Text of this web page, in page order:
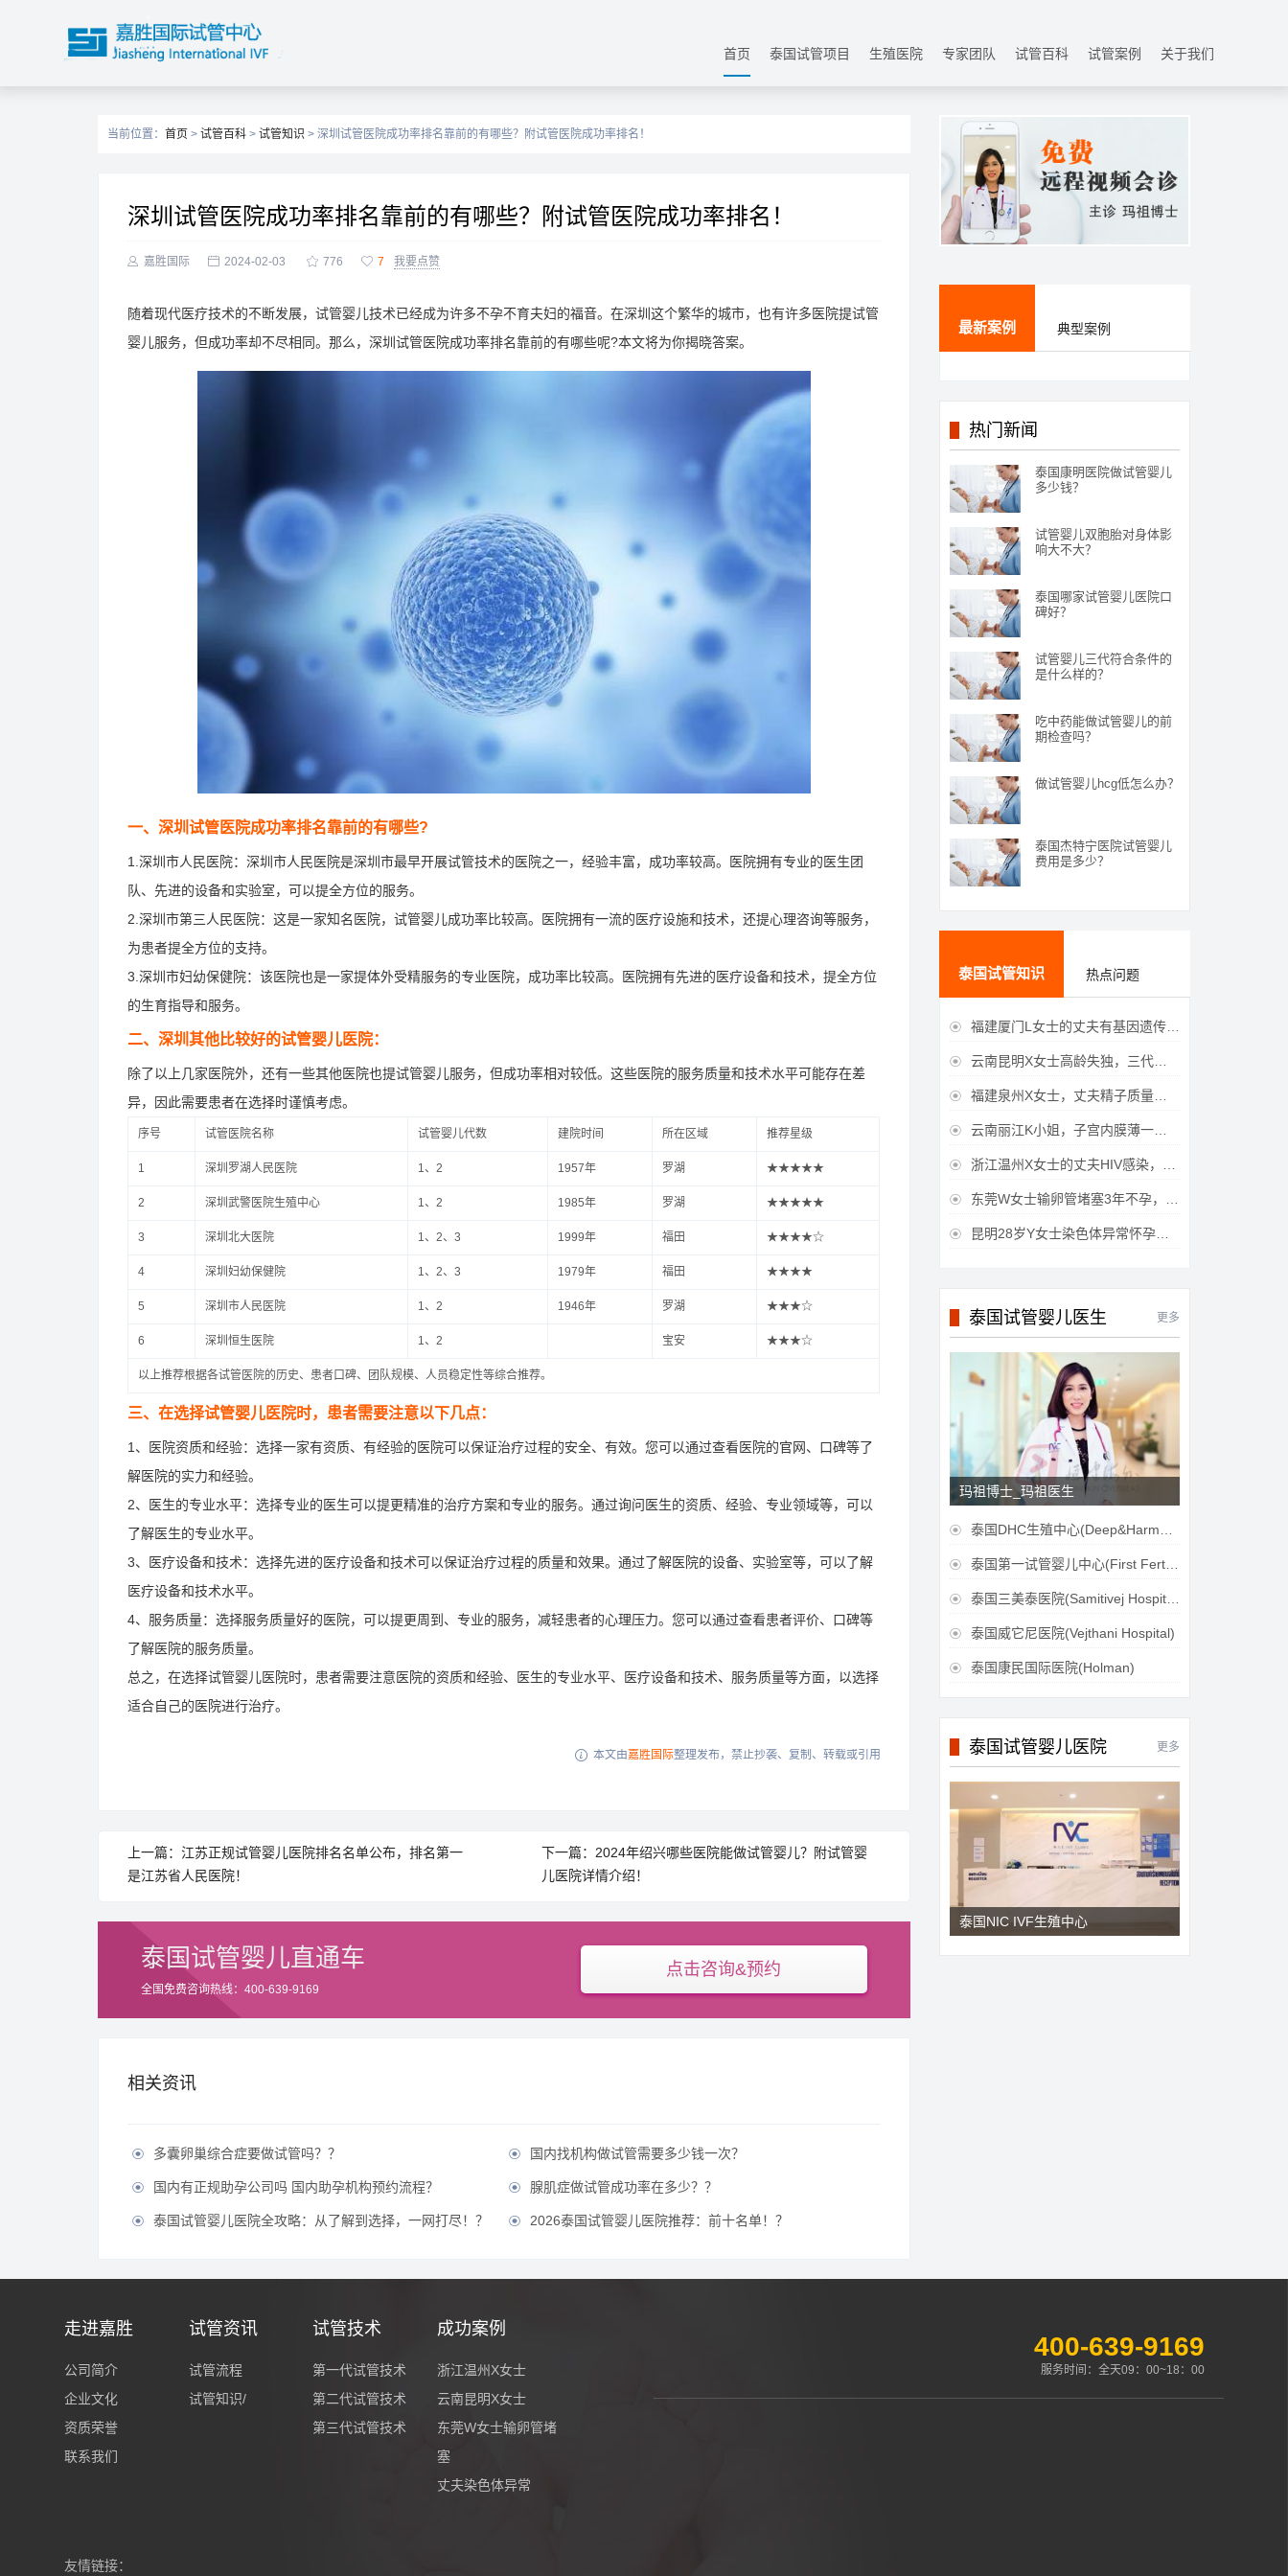
首页 泰国试管项目 生殖医院 专家团队 试管百科 试管案例 关于我们
当前位置： 首页 > 试管百科 > 试管知识 > 深圳试管医院成功率排名靠前的有哪些？附试管医院成功率排名！
深圳试管医院成功率排名靠前的有哪些？附试管医院成功率排名！
 嘉胜国际  2024-02-03  776  7 我要点赞
随着现代医疗技术的不断发展，试管婴儿技术已经成为许多不孕不育夫妇的福音。在深圳这个繁华的城市，也有许多医院提试管
婴儿服务，但成功率却不尽相同。那么，深圳试管医院成功率排名靠前的有哪些呢?本文将为你揭晓答案。
一、深圳试管医院成功率排名靠前的有哪些?
1.深圳市人民医院：深圳市人民医院是深圳市最早开展试管技术的医院之一，经验丰富，成功率较高。医院拥有专业的医生团
队、先进的设备和实验室，可以提全方位的服务。
2.深圳市第三人民医院：这是一家知名医院，试管婴儿成功率比较高。医院拥有一流的医疗设施和技术，还提心理咨询等服务，
为患者提全方位的支持。
3.深圳市妇幼保健院：该医院也是一家提体外受精服务的专业医院，成功率比较高。医院拥有先进的医疗设备和技术，提全方位
的生育指导和服务。
二、深圳其他比较好的试管婴儿医院：
除了以上几家医院外，还有一些其他医院也提试管婴儿服务，但成功率相对较低。这些医院的服务质量和技术水平可能存在差
异，因此需要患者在选择时谨慎考虑。
序号 试管医院名称 试管婴儿代数 建院时间 所在区域 推荐星级
1 深圳罗湖人民医院 1、2 1957年 罗湖 ★★★★★
2 深圳武警医院生殖中心 1、2 1985年 罗湖 ★★★★★
3 深圳北大医院 1、2、3 1999年 福田 ★★★★☆
4 深圳妇幼保健院 1、2、3 1979年 福田 ★★★★
5 深圳市人民医院 1、2 1946年 罗湖 ★★★☆
6 深圳恒生医院 1、2 宝安 ★★★☆
以上推荐根据各试管医院的历史、患者口碑、团队规模、人员稳定性等综合推荐。
三、在选择试管婴儿医院时，患者需要注意以下几点：
1、医院资质和经验：选择一家有资质、有经验的医院可以保证治疗过程的安全、有效。您可以通过查看医院的官网、口碑等了
解医院的实力和经验。
2、医生的专业水平：选择专业的医生可以提更精准的治疗方案和专业的服务。通过询问医生的资质、经验、专业领域等，可以
了解医生的专业水平。
3、医疗设备和技术：选择先进的医疗设备和技术可以保证治疗过程的质量和效果。通过了解医院的设备、实验室等，可以了解
医疗设备和技术水平。
4、服务质量：选择服务质量好的医院，可以提更周到、专业的服务，减轻患者的心理压力。您可以通过查看患者评价、口碑等
了解医院的服务质量。
总之，在选择试管婴儿医院时，患者需要注意医院的资质和经验、医生的专业水平、医疗设备和技术、服务质量等方面，以选择
适合自己的医院进行治疗。
 本文由嘉胜国际整理发布，禁止抄袭、复制、转载或引用
上一篇：江苏正规试管婴儿医院排名名单公布，排名第一
是江苏省人民医院！
下一篇：2024年绍兴哪些医院能做试管婴儿？附试管婴
儿医院详情介绍！
泰国试管婴儿直通车
全国免费咨询热线：400-639-9169
点击咨询&预约
相关资讯
 多囊卵巢综合症要做试管吗？？  国内找机构做试管需要多少钱一次？
 国内有正规助孕公司吗 国内助孕机构预约流程？  腺肌症做试管成功率在多少？？
 泰国试管婴儿医院全攻略：从了解到选择，一网打尽！？  2026泰国试管婴儿医院推荐：前十名单！？
最新案例 典型案例
热门新闻
泰国康明医院做试管婴儿
多少钱？
试管婴儿双胞胎对身体影
响大不大？
泰国哪家试管婴儿医院口
碑好？
试管婴儿三代符合条件的
是什么样的？
吃中药能做试管婴儿的前
期检查吗？
做试管婴儿hcg低怎么办？
泰国杰特宁医院试管婴儿
费用是多少？
泰国试管知识 热点问题
 福建厦门L女士的丈夫有基因遗传疾病，三代试管生育健康宝宝
 云南昆明X女士高龄失独，三代试管助她重获女儿
 福建泉州X女士，丈夫精子质量差，三代试管获得男宝宝
 云南丽江K小姐，子宫内膜薄一直未孕，三代试管一次成功获得
 浙江温州X女士的丈夫HIV感染，三代试管成功获得女宝宝
 东莞W女士输卵管堵塞3年不孕，泰国三代试管喜获
 昆明28岁Y女士染色体异常怀孕难，泰国三代试管成功好孕
泰国试管婴儿医生 更多
玛祖博士_玛祖医生
 泰国DHC生殖中心(Deep&Harmonicare IVF Center)
 泰国第一试管婴儿中心(First Fertilily PGS Center Limitied)
 泰国三美泰医院(Samitivej Hospital)
 泰国威它尼医院(Vejthani Hospital)
 泰国康民国际医院(Holman)
泰国试管婴儿医院 更多
泰国NIC IVF生殖中心
走进嘉胜
公司简介
企业文化
资质荣誉
联系我们
试管资讯
试管流程
试管知识/
试管技术
第一代试管技术
第二代试管技术
第三代试管技术
成功案例
浙江温州X女士
云南昆明X女士
东莞W女士输卵管堵
塞
丈夫染色体异常
400-639-9169
服务时间：全天09：00~18：00
友情链接：